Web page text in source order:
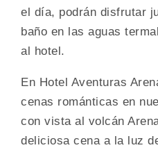
el día, podrán disfrutar
baño en las aguas
al hotel.
En Hotel Aventuras
cenas románticas en
con vista al volcán
deliciosa cena a la luz